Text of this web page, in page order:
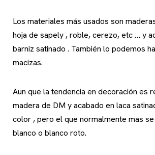
Los materiales más usados son
hoja de sapely , roble, cerezo, etc … y
barniz satinado . También lo podemos
macizas.
Aun que la tendencia en decoración es
madera de DM y acabado en laca
color , pero el que normalmente mas
blanco o blanco roto.